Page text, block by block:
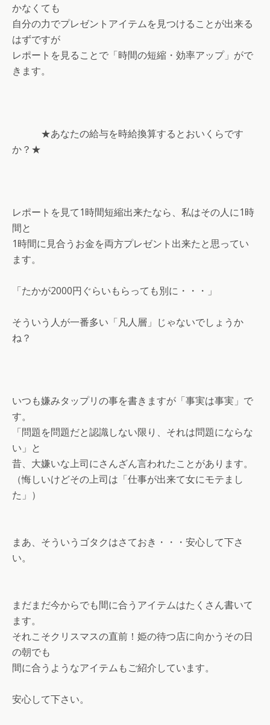
かなくても
自分の力でプレゼントアイテムを見つけることが出来る
はずですが
レポートを見ることで「時間の短縮・効率アップ」がで
きます。
★あなたの給与を時給換算するとおいくらです
か？★
レポートを見て1時間短縮出来たなら、私はその人に1時
間と
1時間に見合うお金を両方プレゼント出来たと思ってい
ます。
「たかが2000円ぐらいもらっても別に・・・」
そういう人が一番多い「凡人層」じゃないでしょうか
ね？
いつも嫌みタップリの事を書きますが「事実は事実」で
す。
「問題を問題だと認識しない限り、それは問題にならな
い」と
昔、大嫌いな上司にさんざん言われたことがあります。
（悔しいけどその上司は「仕事が出来て女にモテまし
た」）
まあ、そういうゴタクはさておき・・・安心して下さ
い。
まだまだ今からでも間に合うアイテムはたくさん書いて
ます。
それこそクリスマスの直前！姫の待つ店に向かうその日
の朝でも
間に合うようなアイテムもご紹介しています。
安心して下さい。